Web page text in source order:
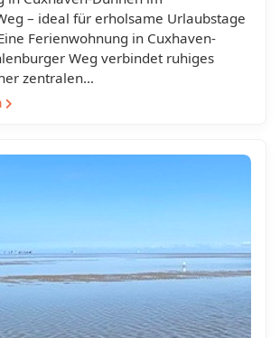
– ideal für erholsame Urlaubstage
Ferienwohnung in Cuxhaven-
Weg verbindet ruhiges
zentralen…